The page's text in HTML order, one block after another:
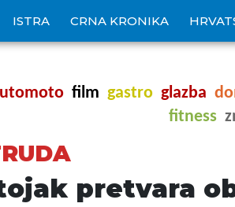
ISTRA CRNA KRONIKA
film gastro glazba
fitness
pretvara